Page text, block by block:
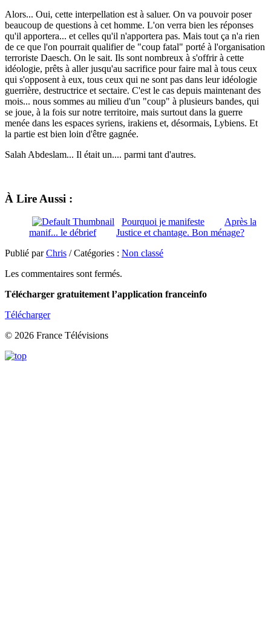
Alors... Oui, cette interpellation est à saluer. On va pouvoir poser
beaucoup de questions à cet homme. L'on verra bien les réponses
qu'il apportera... et celles qu'il n'apportera pas. Mais tout ça n'a rien
de ce que l'on pourrait qualifier de "coup fatal" porté à l'organisation
terroriste Daesch. On le sait. Ils sont nombreux à s'offrir à cette
idéologie, prêts à aller jusqu'au sacrifice pour faire mal à tous ceux
qui s'opposent à eux, tous ceux qui ne sont pas dans leur idéologie
guerrière, destructrice et sectaire. C'est le cas depuis maintenant des
mois... nous sommes au milieu d'un "coup" à plusieurs bandes, qui
se joue, à la fois sur notre territoire, mais surtout dans la guerre
menée dans les espaces syriens, irakiens et, désormais, Lybiens. Et
la partie est bien loin d'être gagnée.
Salah Abdeslam... Il était un.... parmi tant d'autres.
À Lire Aussi :
Pourquoi je manifeste
Après la
manif... le débrief
Justice et chantage. Bon ménage?
Publié parChris / Catégories : Non classé
Les commentaires sont fermés.
Télécharger gratuitement l’application franceinfo
Télécharger
© 2026 France Télévisions